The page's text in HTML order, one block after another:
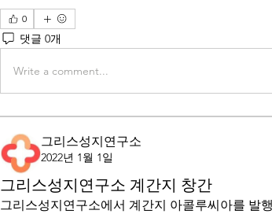
0
댓글 0개
Write a comment...
그리스성지연구소
2022년 1월 1일
그리스성지연구소 계간지 창간
그리스성지연구소에서 계간지 아콜루씨아를 발